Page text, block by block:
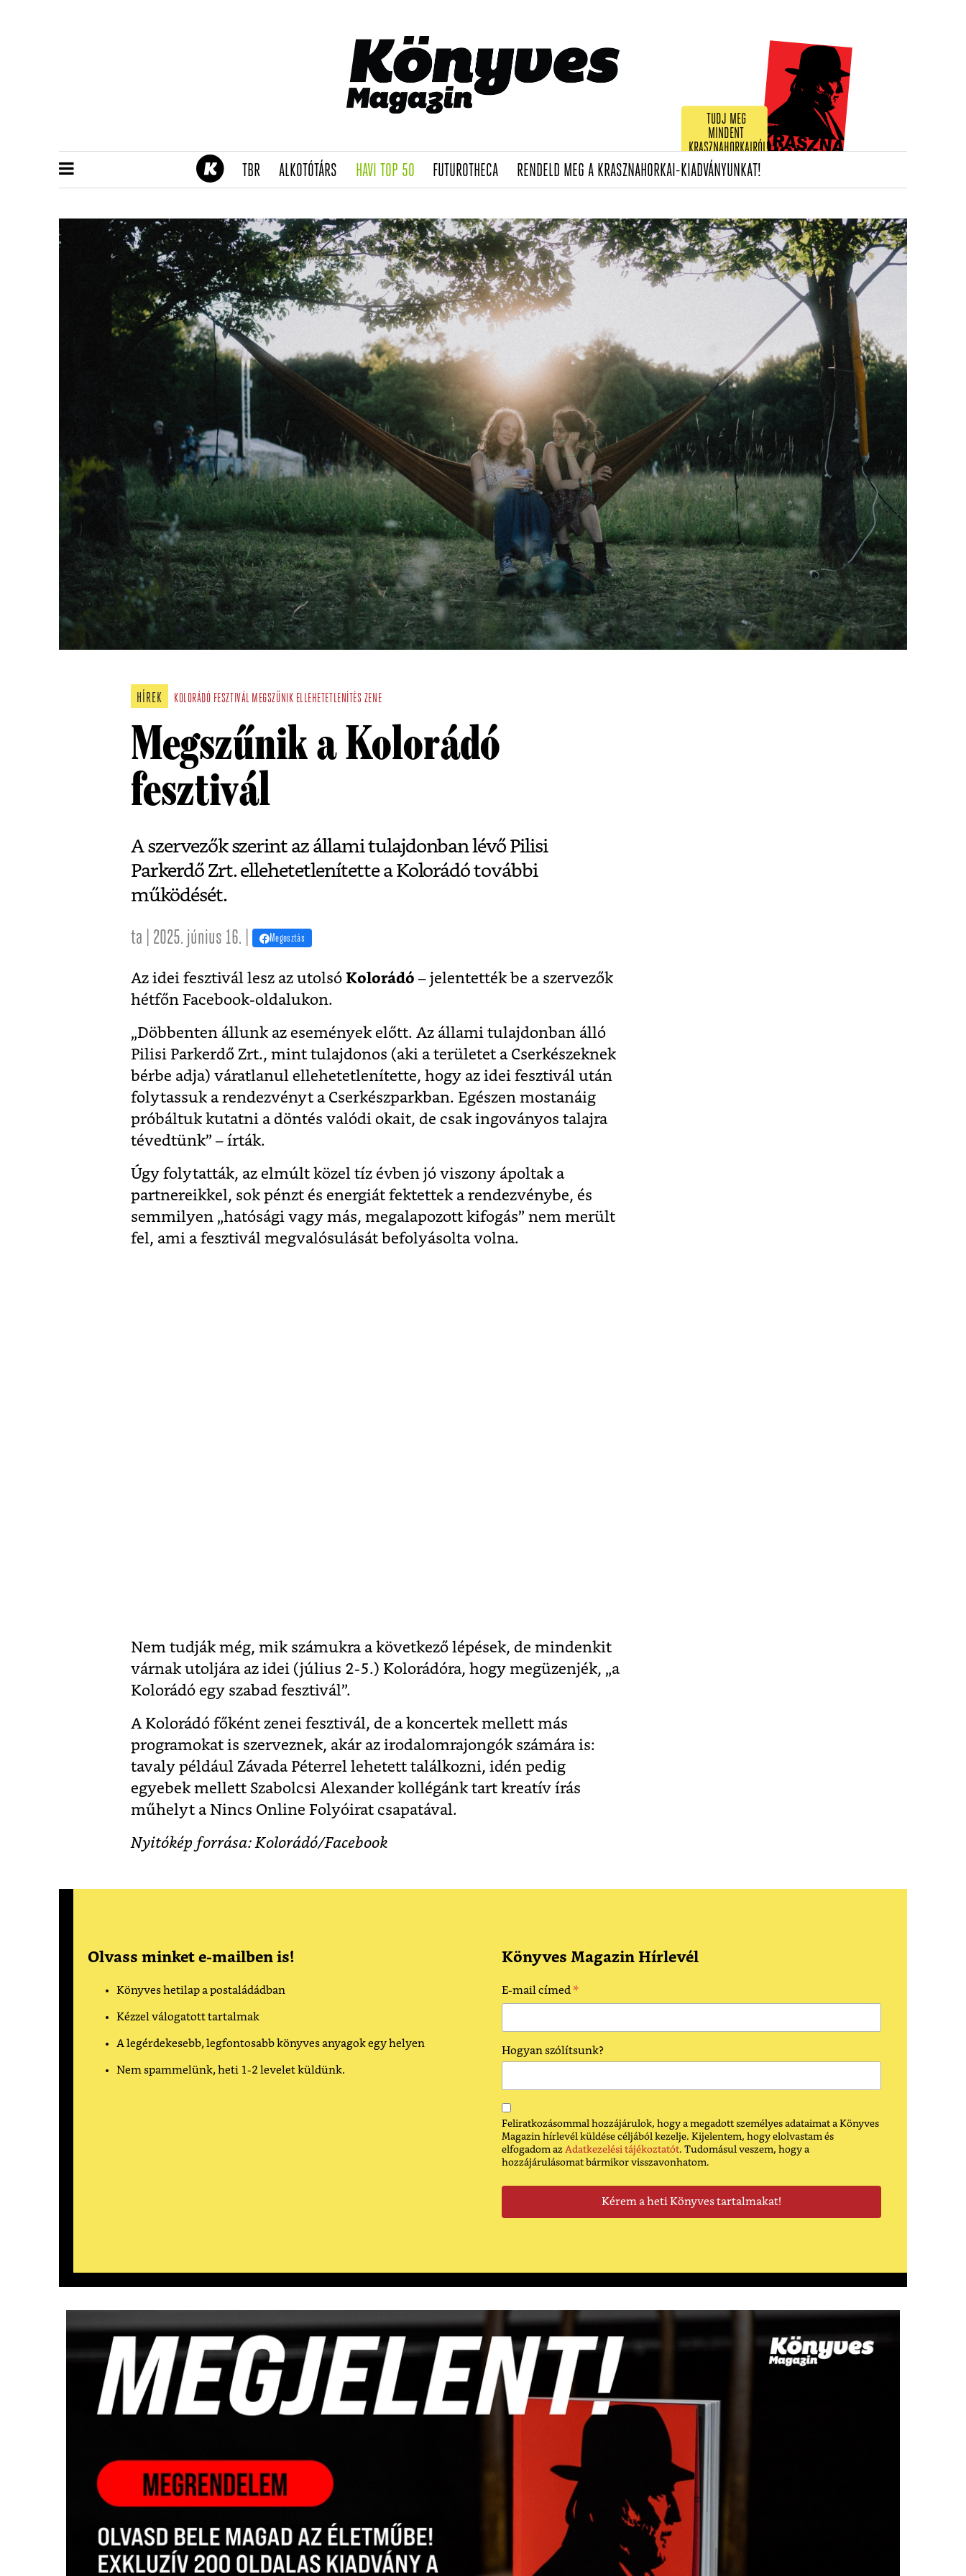
TUDJ MEG
MINDENT
KRASZNAHORKAIRÓL!
TBR(CURRENT)
ALKOTÓTÁRS(CURRENT)
HAVI TOP 50(CURRENT)
FUTUROTHECA(CURRENT)
RENDELD MEG A KRASZNAHORKAI-KIADVÁNYUNKAT!(CURRENT)
HÍREK KOLORÁDÓ FESZTIVÁL MEGSZŰNIK ELLEHETETLENÍTÉS ZENE
Megszűnik a Kolorádó
fesztivál
A szervezők szerint az állami tulajdonban lévő Pilisi
Parkerdő Zrt. ellehetetlenítette a Kolorádó további
működését.
ta | 2025. június 16. | Megosztás
Az idei fesztivál lesz az utolsó Kolorádó – jelentették be a szervezők
hétfőn Facebook-oldalukon.
„Döbbenten állunk az események előtt. Az állami tulajdonban álló
Pilisi Parkerdő Zrt., mint tulajdonos (aki a területet a Cserkészeknek
bérbe adja) váratlanul ellehetetlenítette, hogy az idei fesztivál után
folytassuk a rendezvényt a Cserkészparkban. Egészen mostanáig
próbáltuk kutatni a döntés valódi okait, de csak ingoványos talajra
tévedtünk” – írták.
Úgy folytatták, az elmúlt közel tíz évben jó viszony ápoltak a
partnereikkel, sok pénzt és energiát fektettek a rendezvénybe, és
semmilyen „hatósági vagy más, megalapozott kifogás” nem merült
fel, ami a fesztivál megvalósulását befolyásolta volna.
Nem tudják még, mik számukra a következő lépések, de mindenkit
várnak utoljára az idei (július 2-5.) Kolorádóra, hogy megüzenjék, „a
Kolorádó egy szabad fesztivál”.
A Kolorádó főként zenei fesztivál, de a koncertek mellett más
programokat is szerveznek, akár az irodalomrajongók számára is:
tavaly például Závada Péterrel lehetett találkozni, idén pedig
egyebek mellett Szabolcsi Alexander kollégánk tart kreatív írás
műhelyt a Nincs Online Folyóirat csapatával.
Nyitókép forrása: Kolorádó/Facebook
Olvass minket e-mailben is!
Könyves hetilap a postaládádban
Kézzel válogatott tartalmak
A legérdekesebb, legfontosabb könyves anyagok egy helyen
Nem spammelünk, heti 1-2 levelet küldünk.
Könyves Magazin Hírlevél
E-mail címed*
Hogyan szólítsunk?
Feliratkozásommal hozzájárulok, hogy a megadott személyes adataimat a Könyves
Magazin hírlevél küldése céljából kezelje. Kijelentem, hogy elolvastam és
elfogadom az Adatkezelési tájékoztatót. Tudomásul veszem, hogy a
hozzájárulásomat bármikor visszavonhatom.